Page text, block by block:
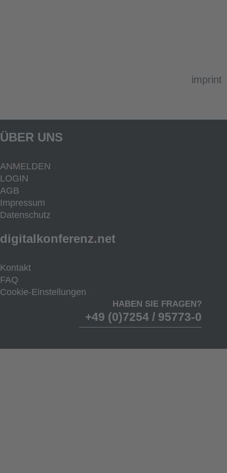
imprint
ÜBER UNS
ANMELDEN
LOGIN
AGB
Impressum
Datenschutz
digitalkonferenz.net
Kontakt
FAQ
Cookie-Einstellungen
HABEN SIE FRAGEN?
+49 (0)7254 / 95773-0